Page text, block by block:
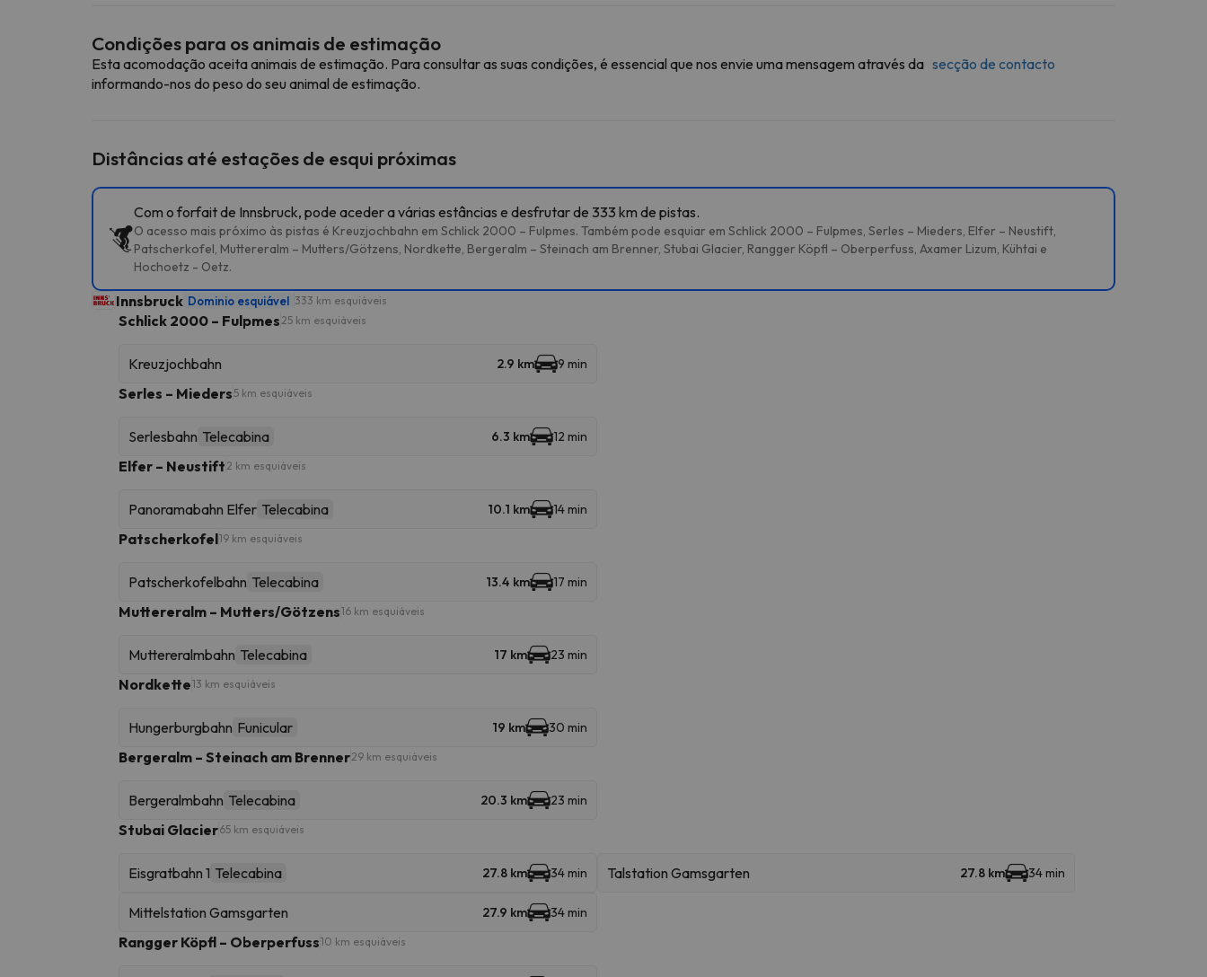
Condições para os animais de estimação
Esta acomodação aceita animais de estimação. Para consultar as suas condições, é essencial que nos envie uma mensagem através da secção de contacto
informando-nos do peso do seu animal de estimação.
Distâncias até estações de esqui próximas
Com o forfait de Innsbruck, pode aceder a várias estâncias e desfrutar de 333 km de pistas.
O acesso mais próximo às pistas é Kreuzjochbahn em Schlick 2000 – Fulpmes. Também pode esquiar em Schlick 2000 – Fulpmes, Serles – Mieders, Elfer – Neustift,
Patscherkofel, Muttereralm – Mutters/Götzens, Nordkette, Bergeralm – Steinach am Brenner, Stubai Glacier, Rangger Köpfl – Oberperfuss, Axamer Lizum, Kühtai e
Hochoetz - Oetz.
Innsbruck Dominio esquiável 333 km esquiáveis
Schlick 2000 – Fulpmes 25 km esquiáveis
Kreuzjochbahn 2.9 km 9 min
Serles – Mieders 5 km esquiáveis
Serlesbahn Telecabina 6.3 km 12 min
Elfer – Neustift 2 km esquiáveis
Panoramabahn Elfer Telecabina 10.1 km 14 min
Patscherkofel19 km esquiáveis
Patscherkofelbahn Telecabina 13.4 km 17 min
Muttereralm – Mutters/Götzens16 km esquiáveis
Muttereralmbahn Telecabina 17 km 23 min
Nordkette13 km esquiáveis
Hungerburgbahn Funicular 19 km 30 min
Bergeralm – Steinach am Brenner29 km esquiáveis
Bergeralmbahn Telecabina 20.3 km 23 min
Stubai Glacier65 km esquiáveis
Eisgratbahn 1 Telecabina 27.8 km 34 min Talstation Gamsgarten 27.8 km 34 min
Mittelstation Gamsgarten 27.9 km 34 min
Rangger Köpfl – Oberperfuss10 km esquiáveis